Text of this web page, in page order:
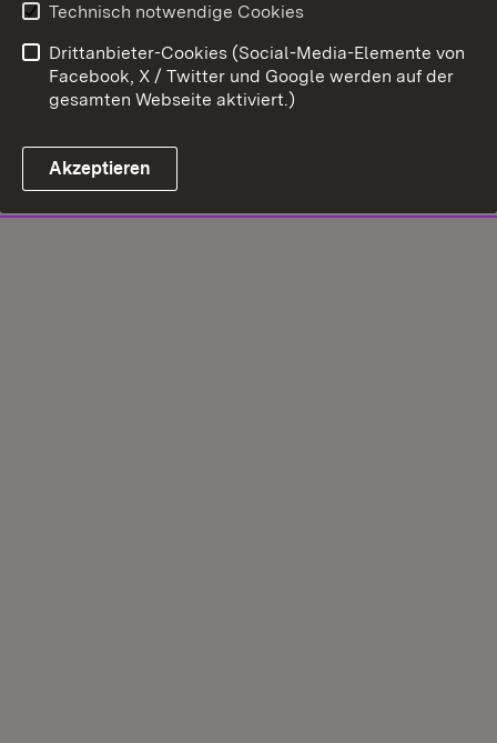
Technisch notwendige Cookies
Drittanbieter-Cookies (Social-Media-Elemente von
Facebook, X / Twitter und Google werden auf der
gesamten Webseite aktiviert.)
Akzeptieren